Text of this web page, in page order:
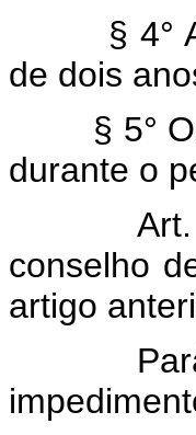
§ 4° A
de dois
§ 5° Os
durante o
conselho
artigo